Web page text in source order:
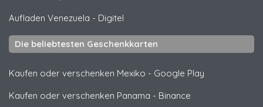
Aufladen Venezuela - Digitel
Die beliebtesten Geschenkkarten
Kaufen oder verschenken Mexiko - Google Play
Kaufen oder verschenken Panama - Binance